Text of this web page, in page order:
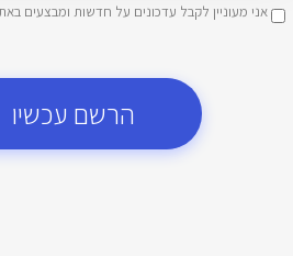
אני מעוניין לקבל עדכונים על חדשות ומבצעים
הרשם עכשיו